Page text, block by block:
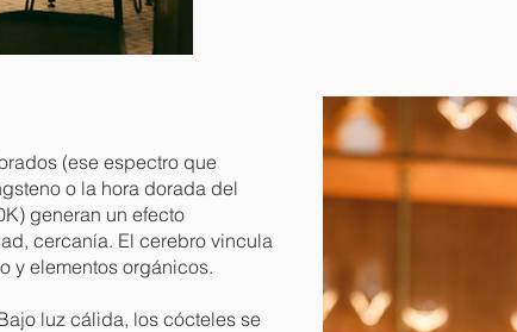
(ese espectro que
o la hora dorada del
generan un efecto
cercanía. El cerebro vincula
y elementos orgánicos.
luz cálida, los cócteles se